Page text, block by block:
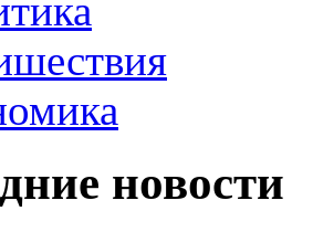
новости